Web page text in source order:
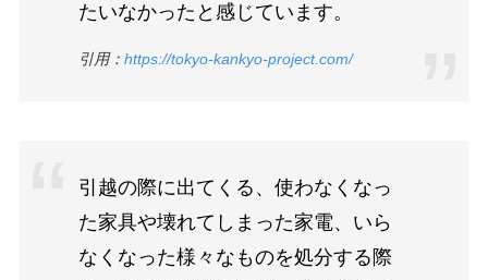
たいなかったと感じています。
引用： https://tokyo-kankyo-project.com/
引越の際に出てくる、使わなくなっ
た家具や壊れてしまった家電、いら
なくなった様々なものを処分する際